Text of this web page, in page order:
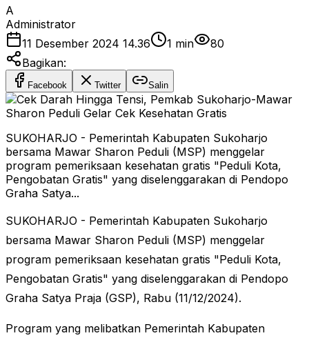
A
Administrator
11 Desember 2024 14.36
1 min
80
Bagikan:
Facebook Twitter Salin
SUKOHARJO - Pemerintah Kabupaten Sukoharjo
bersama Mawar Sharon Peduli (MSP) menggelar
program pemeriksaan kesehatan gratis "Peduli Kota,
Pengobatan Gratis" yang diselenggarakan di Pendopo
Graha Satya...
SUKOHARJO - Pemerintah Kabupaten Sukoharjo
bersama Mawar Sharon Peduli (MSP) menggelar
program pemeriksaan kesehatan gratis "Peduli Kota,
Pengobatan Gratis" yang diselenggarakan di Pendopo
Graha Satya Praja (GSP), Rabu (11/12/2024).
Program yang melibatkan Pemerintah Kabupaten